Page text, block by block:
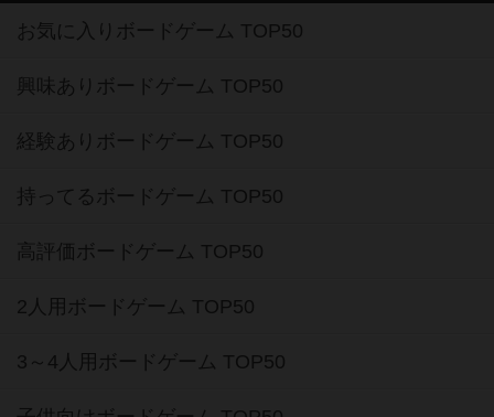
お気に入りボードゲーム TOP50
興味ありボードゲーム TOP50
経験ありボードゲーム TOP50
持ってるボードゲーム TOP50
高評価ボードゲーム TOP50
2人用ボードゲーム TOP50
3～4人用ボードゲーム TOP50